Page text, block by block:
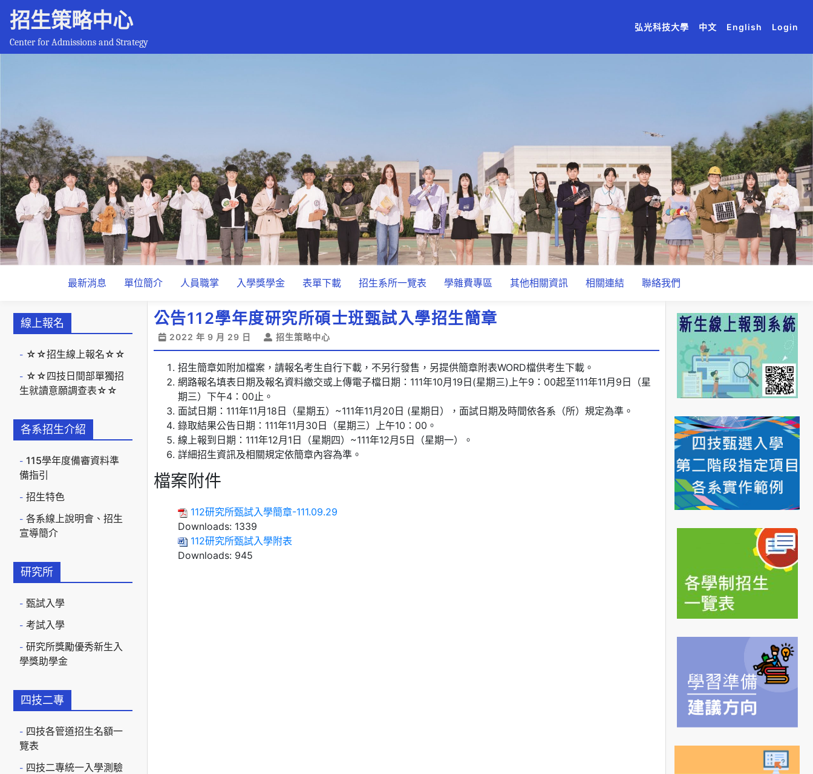
招生策略中心
Center for Admissions and Strategy
(current)
(current)
弘光科技大學 (current)
中文 (current)
English (current)
Login
最新消息 單位簡介 人員職掌 入學獎學金 表單下載 招生系所一覽表 學雜費專區 其他相關資訊 相關連結 聯絡我們
線上報名
☆☆招生線上報名☆☆
☆☆四技日間部單獨招
生就讀意願調查表☆☆
各系招生介紹
115學年度備審資料準
備指引
招生特色
各系線上說明會、招生
宣導簡介
研究所
甄試入學
考試入學
研究所獎勵優秀新生入
學獎助學金
四技二專
四技各管道招生名額一
覽表
四技二專統一入學測驗
公告112學年度研究所碩士班甄試入學招生簡章
2022 年 9 月 29 日 招生策略中心
招生簡章如附加檔案，請報名考生自行下載，不另行發售，另提供簡章附表WORD檔供考生下載。
網路報名填表日期及報名資料繳交或上傳電子檔日期：111年10月19日(星期三)上午9：00起至111年11月9日（星
期三）下午4：00止。
面試日期：111年11月18日（星期五）~111年11月20日 (星期日），面試日期及時間依各系（所）規定為準。
錄取結果公告日期：111年11月30日（星期三）上午10：00。
線上報到日期：111年12月1日（星期四）~111年12月5日（星期一）。
詳細招生資訊及相關規定依簡章內容為準。
檔案附件
112研究所甄試入學簡章-111.09.29
Downloads:1339
112研究所甄試入學附表
Downloads:945